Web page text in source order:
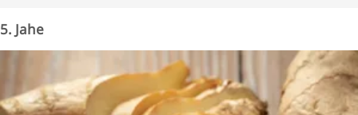
5. Jahe